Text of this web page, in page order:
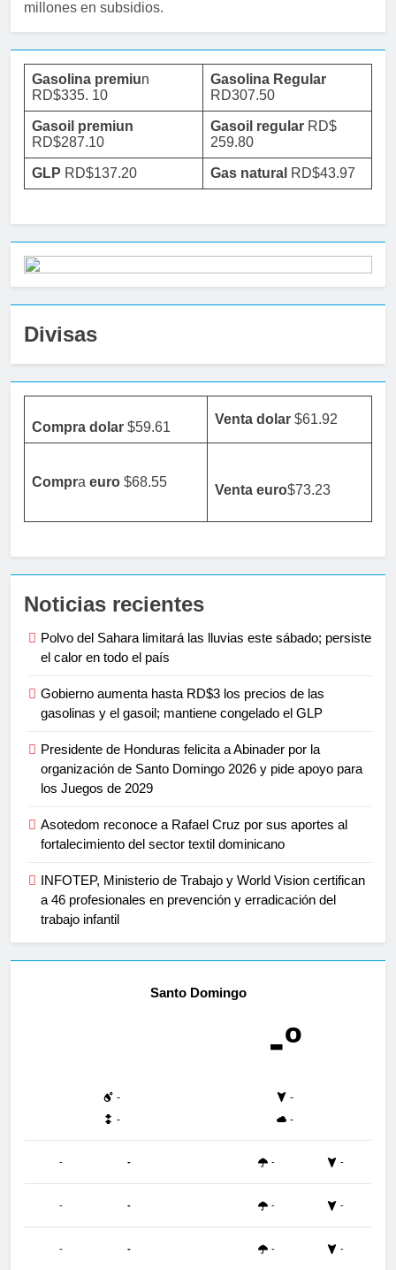
millones en subsidios.
Gasolina premiun
RD$335. 10
Gasolina Regular
RD307.50
Gasoil premiun
RD$287.10
Gasoil regular RD$
259.80
GLP RD$137.20 Gas natural RD$43.97
Divisas
Compra dolar $59.61
Venta dolar $61.92
Compra euro $68.55
Venta euro$73.23
Noticias recientes
Polvo del Sahara limitará las lluvias este sábado; persiste
el calor en todo el país
Gobierno aumenta hasta RD$3 los precios de las
gasolinas y el gasoil; mantiene congelado el GLP
Presidente de Honduras felicita a Abinader por la
organización de Santo Domingo 2026 y pide apoyo para
los Juegos de 2029
Asotedom reconoce a Rafael Cruz por sus aportes al
fortalecimiento del sector textil dominicano
INFOTEP, Ministerio de Trabajo y World Vision certifican
a 46 profesionales en prevención y erradicación del
trabajo infantil
Santo Domingo
-º
-
-
-
-
- - - -
- - - -
- - - -